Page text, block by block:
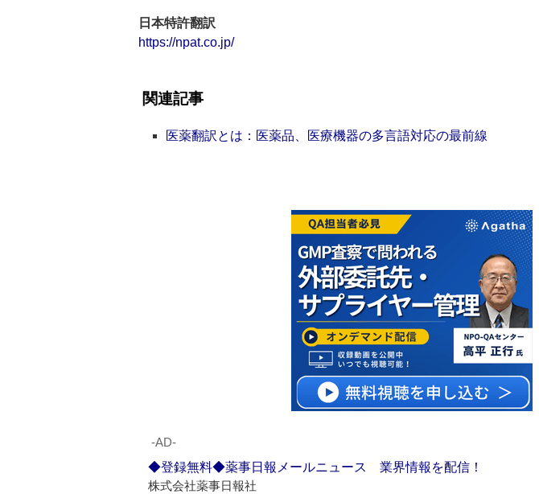
日本特許翻訳
https://npat.co.jp/
関連記事
医薬翻訳とは：医薬品、医療機器の多言語対応の最前線
‐AD‐
◆登録無料◆薬事日報メールニュース 業界情報を配信！
株式会社薬事日報社